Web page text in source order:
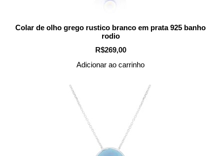
Colar de olho grego rustico branco em prata 925 banho
rodio
R$269,00
Adicionar ao carrinho